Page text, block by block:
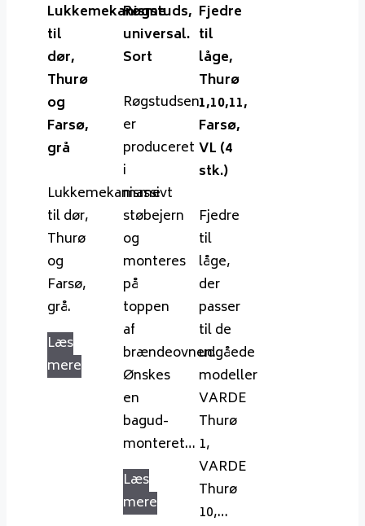
Lukkemekanisme
til
dør,
Thurø
og
Farsø,
grå
Lukkemekanisme
til dør,
Thurø
og
Farsø,
grå.
Læs
mere
Røgstuds,
universal.
Sort
Røgstudsen
er
produceret
i
massivt
støbejern
og
monteres
på
toppen
af
brændeovnen.
Ønskes
en
bagud-
monteret…
Læs
mere
Fjedre
til
låge,
Thurø
1,10,11,
Farsø,
VL (4
stk.)
Fjedre
til
låge,
der
passer
til de
udgåede
modeller
VARDE
Thurø
1,
VARDE
Thurø
10,…